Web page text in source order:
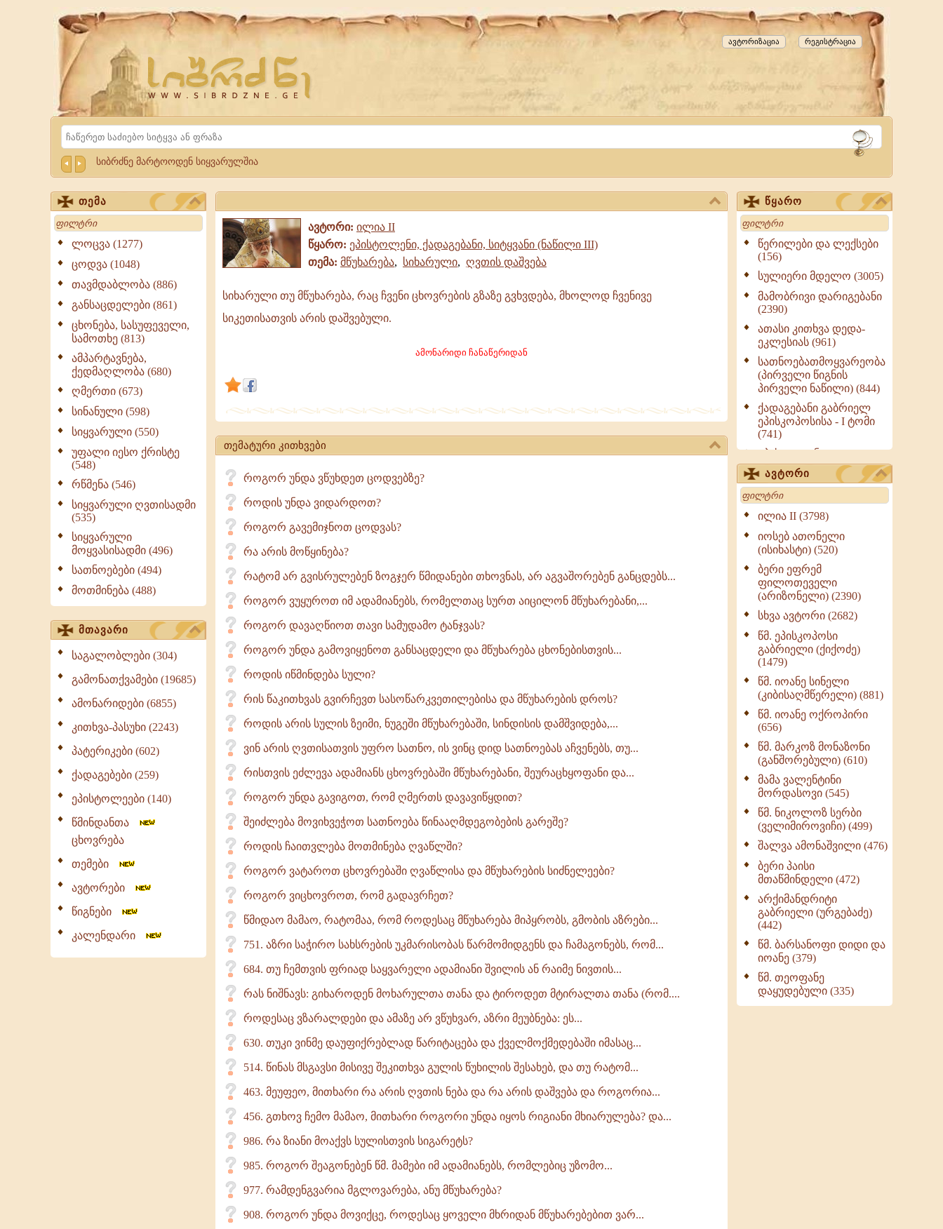
Website
Sibrdzne.ge
რეგისტრაცია
ავტორიზაცია
Search
სიბრძნე მარტოოდენ სიყვარულშია
თემა
Search
ლოცვა (1277)
ცოდვა (1048)
თავმდაბლობა (886)
განსაცდელები (861)
ცხონება, სასუფეველი,
სამოთხე (813)
ამპარტავნება,
ქედმაღლობა (680)
ღმერთი (673)
სინანული (598)
სიყვარული (550)
უფალი იესო ქრისტე
(548)
რწმენა (546)
სიყვარული ღვთისადმი
(535)
სიყვარული
მოყვასისადმი (496)
სათნოებები (494)
მოთმინება (488)
მთავარი
საგალობლები (304)
გამონათქვამები (19685)
ამონარიდები (6855)
კითხვა-პასუხი (2243)
პატერიკები (602)
ქადაგებები (259)
ეპისტოლეები (140)
წმინდანთა
ცხოვრება
თემები
ავტორები
წიგნები
კალენდარი
ავტორი: ილია II
წყარო: ეპისტოლენი, ქადაგებანი, სიტყვანი (ნაწილი III)
თემა: მწუხარება, სიხარული, ღვთის დაშვება
სიხარული
თუ
ჩვენი
ცხოვრების
გზაზე
მხოლოდ
ჩვენივე
სიკეთისათვის
არის
სიხარული თუ მწუხარება, რაც ჩვენი ცხოვრების გზაზე გვხვდება, მხოლოდ ჩვენივე
სიკეთისათვის არის დაშვებული.
ამონარიდი ჩანაწერიდან
თემატური კითხვები
როგორ უნდა ვწუხდეთ ცოდვებზე?
როდის უნდა ვიდარდოთ?
როგორ გავემიჯნოთ ცოდვას?
რა არის მოწყინება?
რატომ არ გვისრულებენ ზოგჯერ წმიდანები თხოვნას, არ აგვაშორებენ განცდებს...
როგორ ვუყუროთ იმ ადამიანებს, რომელთაც სურთ აიცილონ მწუხარებანი,...
როგორ დავაღწიოთ თავი სამუდამო ტანჯვას?
როგორ უნდა გამოვიყენოთ განსაცდელი და მწუხარება ცხონებისთვის...
როდის იწმინდება სული?
რის წაკითხვას გვირჩევთ სასოწარკვეთილებისა და მწუხარების დროს?
როდის არის სულის ზეიმი, ნუგეში მწუხარებაში, სინდისის დამშვიდება,...
ვინ არის ღვთისათვის უფრო სათნო, ის ვინც დიდ სათნოებას აჩვენებს, თუ...
რისთვის ეძლევა ადამიანს ცხოვრებაში მწუხარებანი, შეურაცხყოფანი და...
როგორ უნდა გავიგოთ, რომ ღმერთს დავავიწყდით?
შეიძლება მოვიხვეჭოთ სათნოება წინააღმდეგობების გარეშე?
როდის ჩაითვლება მოთმინება ღვაწლში?
როგორ ვატაროთ ცხოვრებაში ღვაწლისა და მწუხარების სიძნელეები?
როგორ ვიცხოვროთ, რომ გადავრჩეთ?
წმიდაო მამაო, რატომაა, რომ როდესაც მწუხარება მიპყრობს, გმობის აზრები...
751. აზრი საჭირო სახსრების უკმარისობას წარმომიდგენს და ჩამაგონებს, რომ...
684. თუ ჩემთვის ფრიად საყვარელი ადამიანი შვილის ან რაიმე ნივთის...
რას ნიშნავს: გიხაროდენ მოხარულთა თანა და ტიროდეთ მტირალთა თანა (რომ....
როდესაც ვზარალდები და ამაზე არ ვწუხვარ, აზრი მეუბნება: ეს...
630. თუკი ვინმე დაუფიქრებლად წარიტაცება და ქველმოქმედებაში იმასაც...
514. წინას მსგავსი მისივე შეკითხვა გულის წუხილის შესახებ, და თუ რატომ...
463. მეუფეო, მითხარი რა არის ღვთის ნება და რა არის დაშვება და როგორია...
456. გთხოვ ჩემო მამაო, მითხარი როგორი უნდა იყოს რიგიანი მხიარულება? და...
986. რა ზიანი მოაქვს სულისთვის სიგარეტს?
985. როგორ შეაგონებენ წმ. მამები იმ ადამიანებს, რომლებიც უზომო...
977. რამდენგვარია მგლოვარება, ანუ მწუხარება?
908. როგორ უნდა მოვიქცე, როდესაც ყოველი მხრიდან მწუხარებებით ვარ...
წყარო
Search
წერილები და ლექსები
(156)
სულიერი მდელო (3005)
მამობრივი დარიგებანი
(2390)
ათასი კითხვა დედა-
ეკლესიას (961)
სათნოებათმოყვარეობა
(პირველი წიგნის
პირველი ნაწილი) (844)
ქადაგებანი გაბრიელ
ეპისკოპოსისა - I ტომი
(741)
ეპისტოლენი,
ქადაგებანი, სიტყვანი
(ნაწილი III) (723)
მოძღვრის ძალზე
სასარგებლო რჩევები
მრევლისათვის (545)
Wisdomge (514)
ქადაგებანი გაბრიელ
ეპისკოპოსისა - II ტომი
(370)
სულიერი ცხოვრების
სახელმძღვანელო -
ნაწილი II (369)
ღმერთი და ადამიანები
(287)
ბერის დიადემა (278)
მონაზვნური
გამოცდილების
ოთხი ასეული თავი
სიყვარულის შესახებ
(259)
ავტორი
Search
ილია II (3798)
იოსებ ათონელი
(ისიხასტი) (520)
ბერი ეფრემ
ფილოთეველი
(არიზონელი) (2390)
სხვა ავტორი (2682)
წმ. ეპისკოპოსი
გაბრიელი (ქიქოძე)
(1479)
წმ. იოანე სინელი
(კიბისაღმწერელი) (881)
წმ. იოანე ოქროპირი
(656)
წმ. მარკოზ მონაზონი
(განშორებული) (610)
მამა ვალენტინი
მორდასოვი (545)
წმ. ნიკოლოზ სერბი
(ველიმიროვიჩი) (499)
შალვა ამონაშვილი (476)
ბერი პაისი
მთაწმინდელი (472)
არქიმანდრიტი
გაბრიელი (ურგებაძე)
(442)
წმ. ბარსანოფი დიდი და
იოანე (379)
წმ. თეოფანე
დაყუდებული (335)